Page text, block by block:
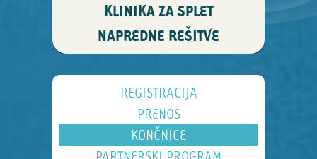
KLINIKA ZA SPLET
NAPREDNE REŠITVE
REGISTRACIJA
PRENOS
KONČNICE